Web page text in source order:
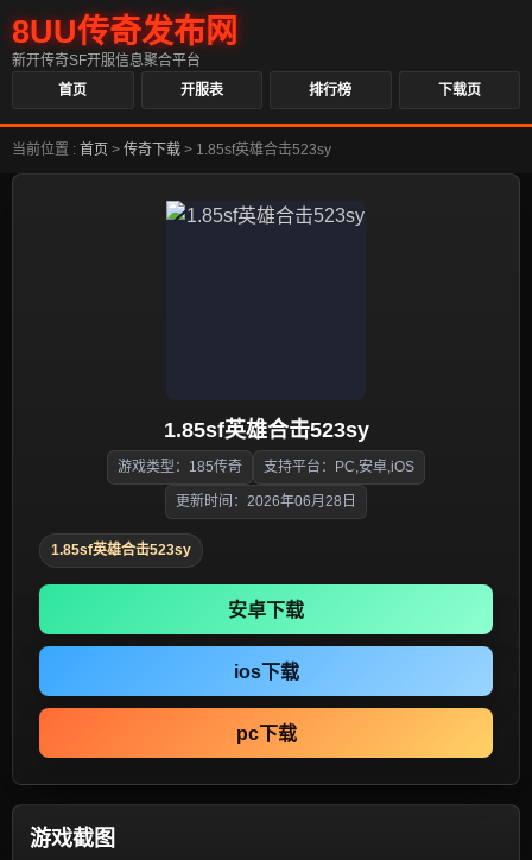
8UU传奇发布网
新开传奇SF开服信息聚合平台
首页
开服表 排行榜 下载页
当前位置 : 首页 > 传奇下载 > 1.85sf英雄合击523sy
1.85sf英雄合击523sy
游戏类型：185传奇 支持平台：PC,安卓,iOS
更新时间：2026年06月28日
1.85sf英雄合击523sy
安卓下载
ios下载
pc下载
游戏截图